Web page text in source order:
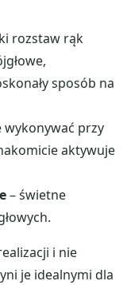
rozstaw rąk
sposób na
wykonywać przy
aktywuje
– świetne
i nie
je idealnymi dla